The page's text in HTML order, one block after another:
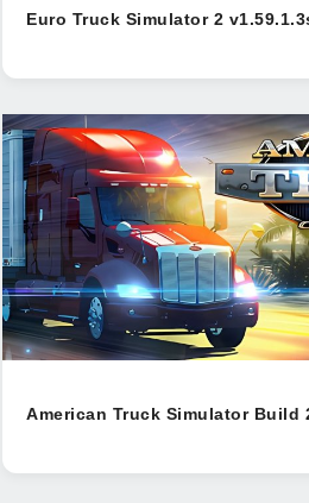
Euro Truck Simulator 2
American Truck Simulator Build